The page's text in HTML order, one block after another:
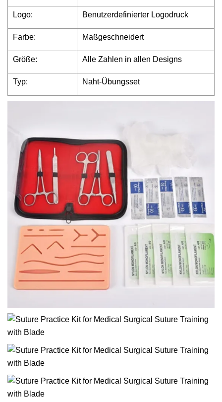
Logo: Benutzerdefinierter Logodruck
Farbe: Maßgeschneidert
Größe: Alle Zahlen in allen Designs
Typ: Naht-Übungsset